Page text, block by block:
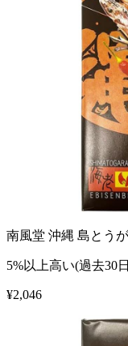
南風堂 沖縄 島とう
5%以上高い(過去30
¥2,046